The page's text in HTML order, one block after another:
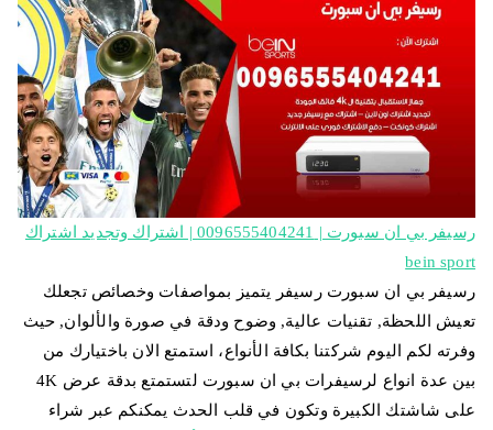
رسيفر بي ان سبورت | 0096555404241 | اشتراك وتجديد اشتراك
bein sport
رسيفر بي ان سبورت رسيفر يتميز بمواصفات وخصائص تجعلك
تعيش اللحظة, تقنيات عالية, وضوح ودقة في صورة والألوان, حيث
وفرته لكم اليوم شركتنا بكافة الأنواع، استمتع الان باختيارك من
بين عدة انواع لرسيفرات بي ان سبورت لتستمتع بدقة عرض 4K
على شاشتك الكبيرة وتكون في قلب الحدث يمكنكم عبر شراء